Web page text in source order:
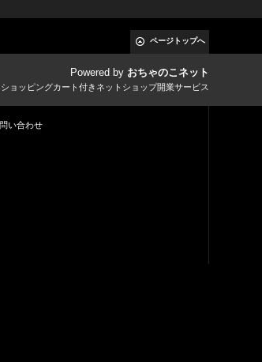
ページトップへ
Powered by おちゃのこネット
ョッピングカート付きネットショップ開業サービス
い合わせ